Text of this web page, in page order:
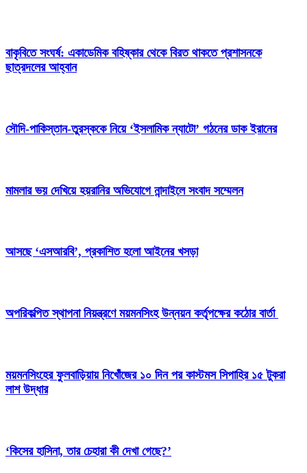
বাকৃবিতে সংঘর্ষ: একাডেমিক বহিষ্কার থেকে বিরত থাকতে প্রশাসনকে
ছাত্রদলের আহ্বান
সৌদি-পাকিস্তান-তুরস্ককে নিয়ে ‘ইসলামিক ন্যাটো’ গঠনের ডাক ইরানের
মামলার ভয় দেখিয়ে হয়রানির অভিযোগে নান্দাইলে সংবাদ সম্মেলন
আসছে ‘এসআরবি’, প্রকাশিত হলো আইনের খসড়া
অপরিকল্পিত স্থাপনা নিয়ন্ত্রণে ময়মনসিংহ উন্নয়ন কর্তৃপক্ষের কঠোর বার্তা
ময়মনসিংহের ফুলবাড়িয়ায় নিখোঁজের ১০ দিন পর কাস্টমস সিপাহির ১৫ টুকরা
লাশ উদ্ধার
‘কিসের হাসিনা, তার চেহারা কী দেখা গেছে?’